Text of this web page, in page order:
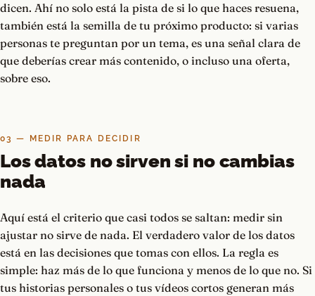
dicen. Ahí no solo está la pista de si lo que haces resuena,
también está la semilla de tu próximo producto: si varias
personas te preguntan por un tema, es una señal clara de
que deberías crear más contenido, o incluso una oferta,
sobre eso.
03 — MEDIR PARA DECIDIR
Los datos no sirven si no cambias
nada
Aquí está el criterio que casi todos se saltan: medir sin
ajustar no sirve de nada. El verdadero valor de los datos
está en las decisiones que tomas con ellos. La regla es
simple: haz más de lo que funciona y menos de lo que no. Si
tus historias personales o tus vídeos cortos generan más